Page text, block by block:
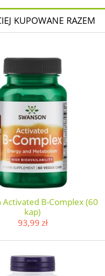
KUPOWANE RAZEM
Activated B-Complex (60
kap)
93,99 zł